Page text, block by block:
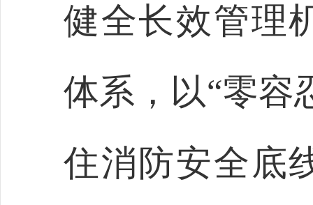
健全长效管理
体系，以“零容
住消防安全底